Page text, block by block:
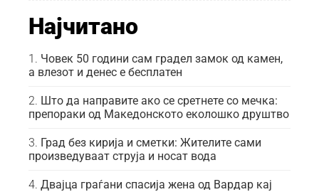
Најчитано
Човек 50 години сам градел замок од камен,
а влезот и денес е бесплатен
Што да направите ако се сретнете со мечка:
препораки од Македонското еколошко друштво
Град без кирија и сметки: Жителите сами
произведуваат струја и носат вода
Двајца граѓани спасија жена од Вардар кај